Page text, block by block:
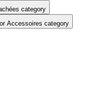
category
Accessoires category